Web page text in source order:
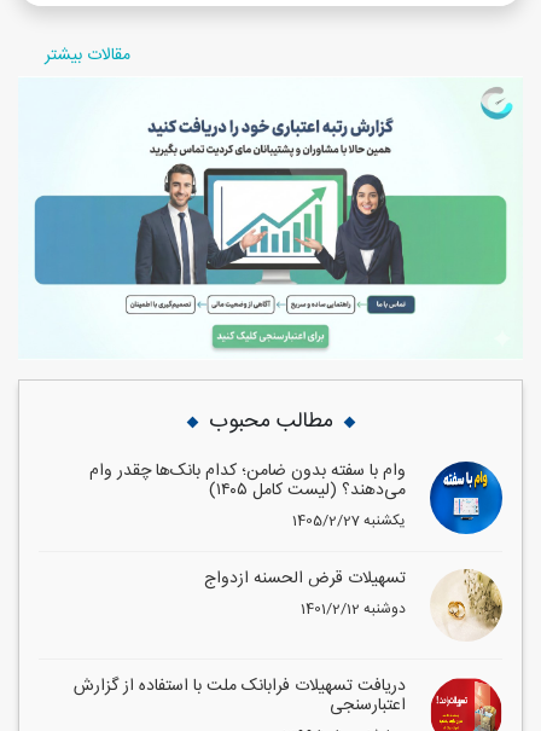
مقالات بیشتر
مطالب محبوب
وام با سفته بدون ضامن؛ کدام بانک‌ها چقدر وام
می‌دهند؟ (لیست کامل ۱۴۰۵)
1405/2/27 یکشنبه
تسهیلات قرض الحسنه ازدواج
1401/2/12 دوشنبه
دریافت تسهیلات فرابانک ملت با استفاده از گزارش
اعتبارسنجی